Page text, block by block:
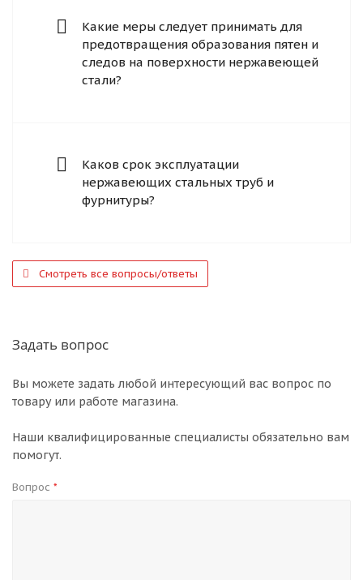
Какие меры следует принимать для
предотвращения образования пятен и
следов на поверхности нержавеющей
стали?
Каков срок эксплуатации
нержавеющих стальных труб и
фурнитуры?
Смотреть все вопросы/ответы
Задать вопрос
Вы можете задать любой интересующий вас вопрос по
товару или работе магазина.
Наши квалифицированные специалисты обязательно вам
помогут.
Вопрос *